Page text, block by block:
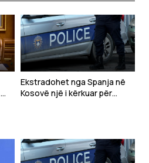
Ekstradohet nga Spanja në
Kosovë një i kërkuar për